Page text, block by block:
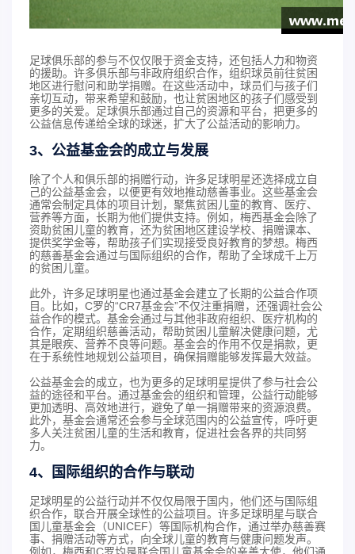
足球俱乐部的参与不仅仅限于资金支持，还包括人力和物资
的援助。许多俱乐部与非政府组织合作，组织球员前往贫困
地区进行慰问和助学捐赠。在这些活动中，球员们与孩子们
亲切互动，带来希望和鼓励，也让贫困地区的孩子们感受到
更多的关爱。足球俱乐部通过自己的资源和平台，把更多的
公益信息传递给全球的球迷，扩大了公益活动的影响力。
3、公益基金会的成立与发展
除了个人和俱乐部的捐赠行动，许多足球明星还选择成立自
己的公益基金会，以便更有效地推动慈善事业。这些基金会
通常会制定具体的项目计划，聚焦贫困儿童的教育、医疗、
营养等方面，长期为他们提供支持。例如，梅西基金会除了
资助贫困儿童的教育，还为贫困地区建设学校、捐赠课本、
提供奖学金等，帮助孩子们实现接受良好教育的梦想。梅西
的慈善基金会通过与国际组织的合作，帮助了全球成千上万
的贫困儿童。
此外，许多足球明星也通过基金会建立了长期的公益合作项
目。比如，C罗的“CR7基金会”不仅注重捐赠，还强调社会公
益合作的模式。基金会通过与其他非政府组织、医疗机构的
合作，定期组织慈善活动，帮助贫困儿童解决健康问题，尤
其是眼疾、营养不良等问题。基金会的作用不仅是捐款，更
在于系统性地规划公益项目，确保捐赠能够发挥最大效益。
公益基金会的成立，也为更多的足球明星提供了参与社会公
益的途径和平台。通过基金会的组织和管理，公益行动能够
更加透明、高效地进行，避免了单一捐赠带来的资源浪费。
此外，基金会通常还会参与全球范围内的公益宣传，呼吁更
多人关注贫困儿童的生活和教育，促进社会各界的共同努
力。
4、国际组织的合作与联动
足球明星的公益行动并不仅仅局限于国内，他们还与国际组
织合作，联合开展全球性的公益项目。许多足球明星与联合
国儿童基金会（UNICEF）等国际机构合作，通过举办慈善赛
事、捐赠活动等方式，向全球儿童的教育与健康问题发声。